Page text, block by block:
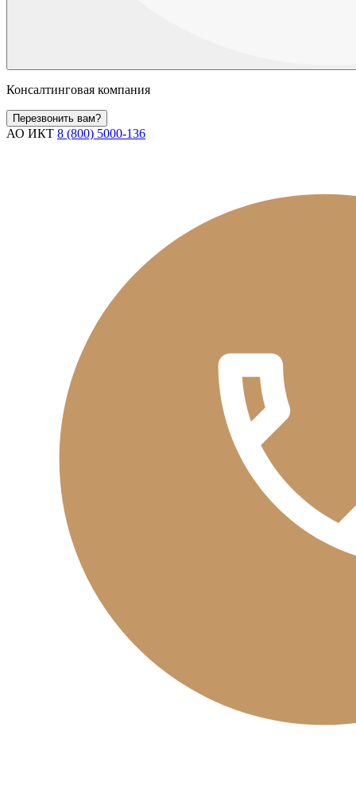
Консалтинговая компания
Перезвонить вам?
АО ИКТ 8 (800) 5000-136